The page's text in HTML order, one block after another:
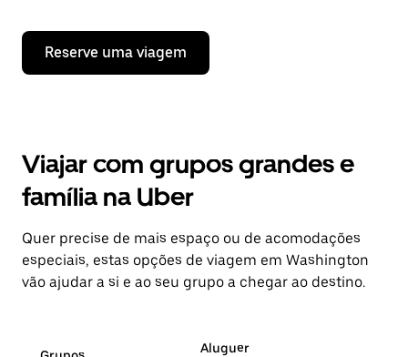
Reserve uma viagem
Viajar com grupos grandes e
família na Uber
Quer precise de mais espaço ou de acomodações
especiais, estas opções de viagem em Washington
vão ajudar a si e ao seu grupo a chegar ao destino.
Aluguer